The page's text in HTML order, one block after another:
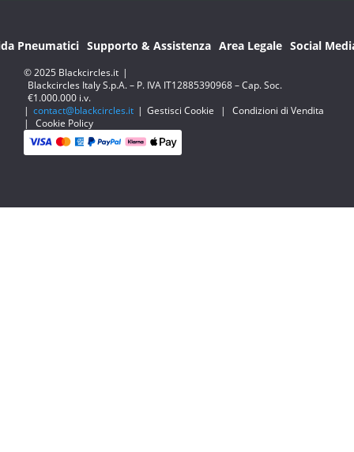
Pneumatici Supporto & Assistenza Area Legale Social
© 2025 Blackcircles.it |
Blackcircles Italy S.p.A. – P. IVA IT12885390968 – Cap. Soc.
€1.000.000 i.v.
| contact@blackcircles.it | Gestisci Cookie |
Condizioni di Vendita
|
Cookie Policy